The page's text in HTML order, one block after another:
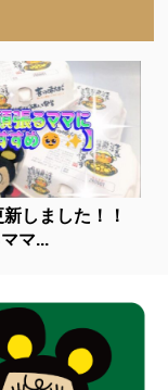
しました！！
ママ...